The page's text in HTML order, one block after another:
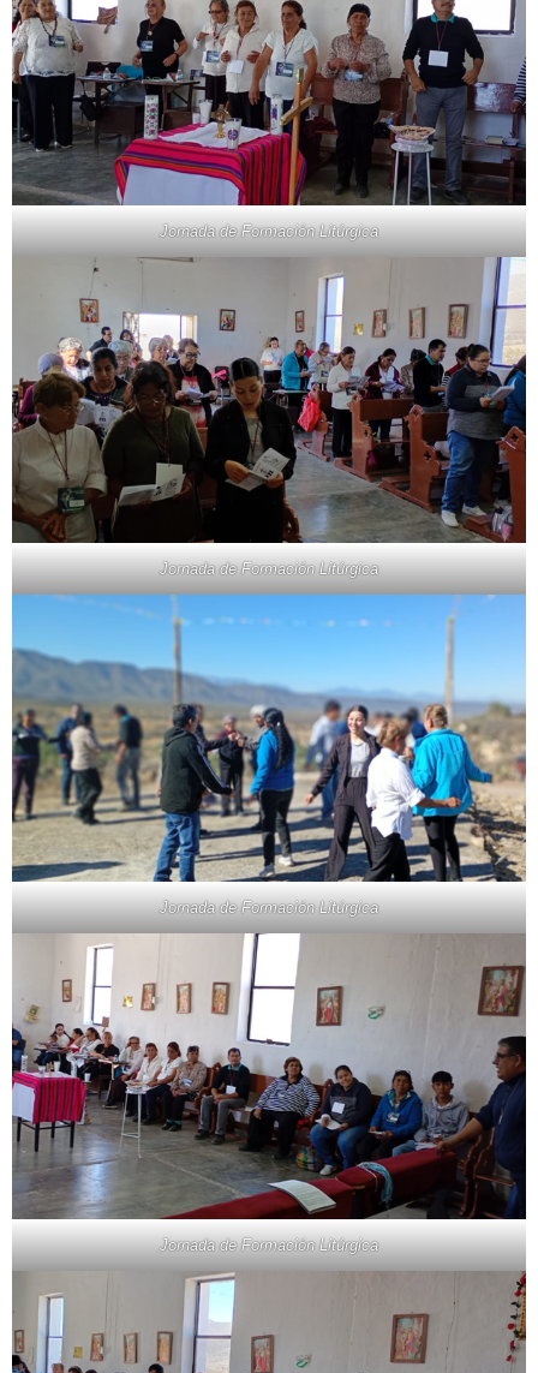
Jornada de Formación Litúrgica
Jornada de Formación Litúrgica
Jornada de Formación Litúrgica
Jornada de Formación Litúrgica